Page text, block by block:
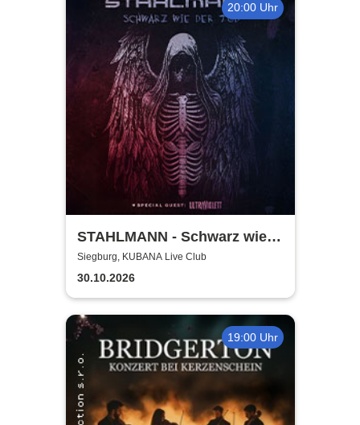
20:00 Uhr
STAHLMANN - Schwarz wie
der Tod Tour 2026
Siegburg, KUBANA Live Club
30.10.2026
19:00 Uhr